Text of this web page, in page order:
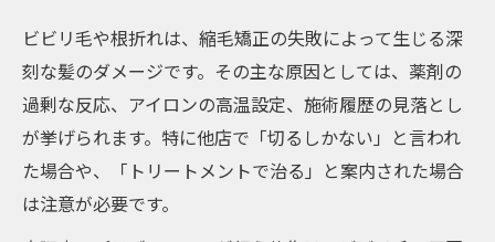
ビビリ毛や根折れは、縮毛矯正の失敗によって生じる深
刻な髪のダメージです。その主な原因としては、薬剤の
過剰な反応、アイロンの高温設定、施術履歴の見落とし
が挙げられます。特に他店で「切るしかない」と言われ
た場合や、「トリートメントで治る」と案内された場合
は注意が必要です。